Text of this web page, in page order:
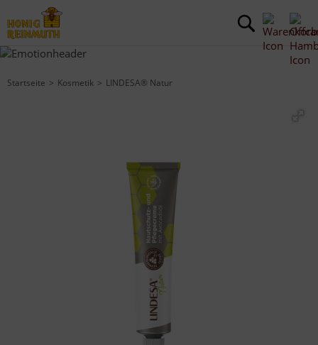
Startseite Kosmetik LINDESA® Natur